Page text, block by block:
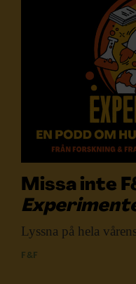
Missa inte
Lyssna på hela
F&F